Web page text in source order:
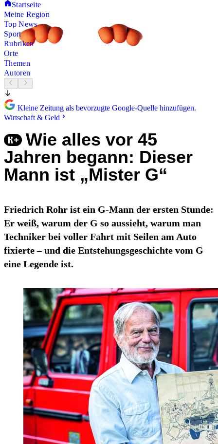
Startseite
Meine Region
Top News
Sport
Rubriken
Orte
Themen
Autoren
Kleine Zeitung als bevorzugte Google-Quelle hinzufügen.
Wirtschaft & Geld
Wie alles vor 45
Jahren begann: Dieser
Mann ist „Mister G“
Friedrich Rohr ist ein G-Mann der ersten Stunde:
Er weiß, warum der G so aussieht, warum man
Techniker bei voller Fahrt mit Seilen am Auto
fixierte – und die Entstehungsgeschichte vom G
eine Legende ist.